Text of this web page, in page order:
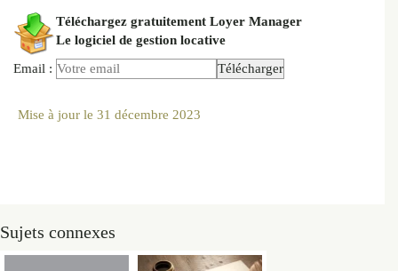
Téléchargez gratuitement Loyer Manager
Le logiciel de gestion locative
Email :
Mise à jour le 31 décembre 2023
Sujets connexes